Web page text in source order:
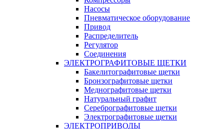
Насосы
Пневматическое оборудование
Привод
Распределитель
Регулятор
Соединения
ЭЛЕКТРОГРАФИТОВЫЕ ЩЕТКИ
Бакелитографитовые щетки
Бронзографитовые щетки
Меднографитовые щетки
Натуральный графит
Серебрографитовые щетки
Электрографито­­­вые щетки
ЭЛЕКТРОПРИВОДЫ